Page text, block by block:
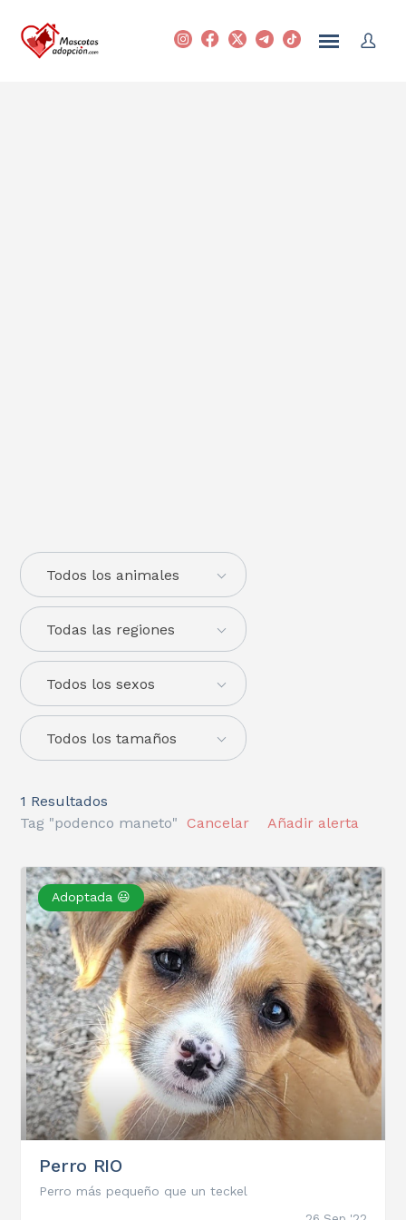
Todas las regiones
Todos los animales
Todos los sexos
Todos los tamaños
1 Resultados
Tag "podenco maneto"
Cancelar Añadir alerta
Adoptada 😃
Perro RIO
Perro más pequeño que un teckel